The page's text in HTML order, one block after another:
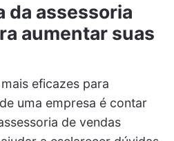
da assessoria
aumentar suas
eficazes para
uma empresa é contar
de vendas